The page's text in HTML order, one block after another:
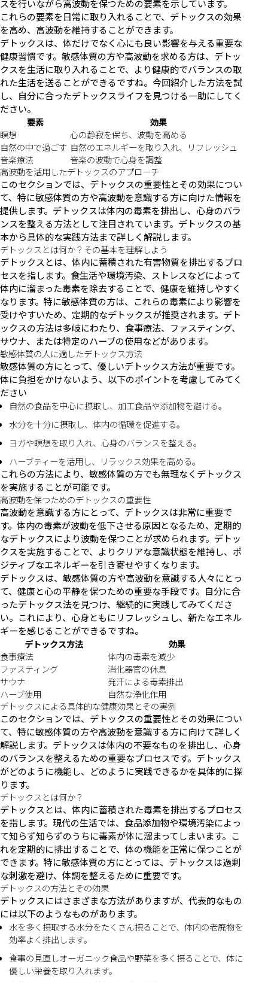
スを行いながら高波動を保つための要素を示しています。
これらの要素を日常に取り入れることで、デトックスの効果
を高め、高波動を維持することができます。
デトックスは、体だけでなく心にも良い影響を与える重要な
健康習慣です。敏感体質の方や高波動を求める方は、デトッ
クスを生活に取り入れることで、より健康的でバランスの取
れた生活を送ることができるですね。今回紹介した方法を試
し、自分に合ったデトックスライフを見つける一助にしてく
ださい。
要素
効果
瞑想
心の静寂を保ち、波動を高める
自然の中で過ごす 自然のエネルギーを取り入れ、リフレッシュ
音楽療法
音楽の波動で心身を調整
高波動を活用したデトックスのアプローチ
このセクションでは、デトックスの重要性とその効果につい
て、特に敏感体質の方や高波動を意識する方に向けた情報を
提供します。デトックスは体内の毒素を排出し、心身のバラ
ンスを整える方法として注目されています。デトックスの基
本から具体的な実践方法まで詳しく解説します。
デトックスとは何か？その基本を理解しよう
デトックスとは、体内に蓄積された有害物質を排出するプロ
セスを指します。食生活や環境汚染、ストレスなどによって
体内に溜まった毒素を除去することで、健康を維持しやすく
なります。特に敏感体質の方は、これらの毒素により影響を
受けやすいため、定期的なデトックスが推奨されます。デト
ックスの方法は多岐にわたり、食事療法、ファスティング、
サウナ、または特定のハーブの使用などがあります。
敏感体質の人に適したデトックス方法
敏感体質の方にとって、優しいデトックス方法が重要です。
体に負担をかけないよう、以下のポイントを考慮してみてく
ださい
自然の食品を中心に摂取し、加工食品や添加物を避ける。
水分を十分に摂取し、体内の循環を促進する。
ヨガや瞑想を取り入れ、心身のバランスを整える。
ハーブティーを活用し、リラックス効果を高める。
これらの方法により、敏感体質の方でも無理なくデトックス
を実施することが可能です。
高波動を保つためのデトックスの重要性
高波動を意識する方にとって、デトックスは非常に重要で
す。体内の毒素が波動を低下させる原因となるため、定期的
なデトックスにより波動を保つことが求められます。デトッ
クスを実施することで、よりクリアな意識状態を維持し、ポ
ジティブなエネルギーを引き寄せやすくなります。
デトックスは、敏感体質の方や高波動を意識する人々にとっ
て、健康と心の平静を保つための重要な手段です。自分に合
ったデトックス法を見つけ、継続的に実践してみてくださ
い。これにより、心身ともにリフレッシュし、新たなエネル
ギーを感じることができるですね。
デトックス方法
効果
食事療法
体内の毒素を減少
ファスティング
消化器官の休息
サウナ
発汗による毒素排出
ハーブ使用
自然な浄化作用
デトックスによる具体的な健康効果とその実例
このセクションでは、デトックスの重要性とその効果につい
て、特に敏感体質の方や高波動を意識する方に向けて詳しく
解説します。デトックスは体内の不要なものを排出し、心身
のバランスを整えるための重要なプロセスです。デトックス
がどのように機能し、どのように実践できるかを具体的に探
ります。
デトックスとは何か？
デトックスとは、体内に蓄積された毒素を排出するプロセス
を指します。現代の生活では、食品添加物や環境汚染によっ
て知らず知らずのうちに毒素が体に溜まってしまいます。こ
れを定期的に排出することで、体の機能を正常に保つことが
できます。特に敏感体質の方にとっては、デトックスは過剰
な刺激を避け、体調を整えるために重要です。
デトックスの方法とその効果
デトックスにはさまざまな方法がありますが、代表的なもの
には以下のようなものがあります。
水を多く摂取する水分をたくさん摂ることで、体内の老廃物を
効率よく排出します。
食事の見直しオーガニック食品や野菜を多く摂ることで、体に
優しい栄養を取り入れます。